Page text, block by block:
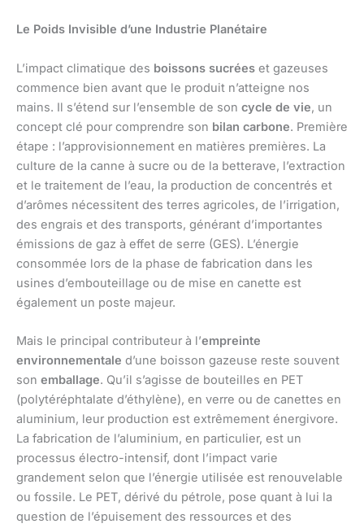
Le Poids Invisible d’une Industrie Planétaire
L’impact climatique des boissons sucrées et gazeuses
commence bien avant que le produit n’atteigne nos
mains. Il s’étend sur l’ensemble de son cycle de vie, un
concept clé pour comprendre son bilan carbone. Première
étape : l’approvisionnement en matières premières. La
culture de la canne à sucre ou de la betterave, l’extraction
et le traitement de l’eau, la production de concentrés et
d’arômes nécessitent des terres agricoles, de l’irrigation,
des engrais et des transports, générant d’importantes
émissions de gaz à effet de serre (GES). L’énergie
consommée lors de la phase de fabrication dans les
usines d’embouteillage ou de mise en canette est
également un poste majeur.
Mais le principal contributeur à l’empreinte
environnementale d’une boisson gazeuse reste souvent
son emballage. Qu’il s’agisse de bouteilles en PET
(polytéréphtalate d’éthylène), en verre ou de canettes en
aluminium, leur production est extrêmement énergivore.
La fabrication de l’aluminium, en particulier, est un
processus électro-intensif, dont l’impact varie
grandement selon que l’énergie utilisée est renouvelable
ou fossile. Le PET, dérivé du pétrole, pose quant à lui la
question de l’épuisement des ressources et des